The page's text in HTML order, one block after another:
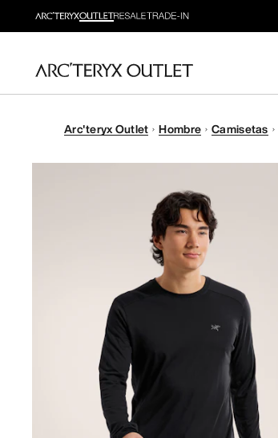
Arc'teryx Outlet Hombre Camisetas